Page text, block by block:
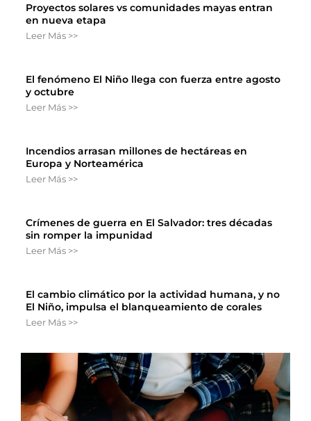
Proyectos solares vs comunidades mayas entran
en nueva etapa
Leer Más >>
El fenómeno El Niño llega con fuerza entre agosto
y octubre
Leer Más >>
Incendios arrasan millones de hectáreas en
Europa y Norteamérica
Leer Más >>
Crímenes de guerra en El Salvador: tres décadas
sin romper la impunidad
Leer Más >>
El cambio climático por la actividad humana, y no
El Niño, impulsa el blanqueamiento de corales
Leer Más >>